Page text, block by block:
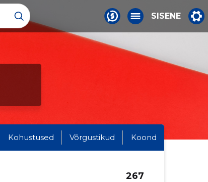
SISENE
Kohustused Võrgustikud Koond
267